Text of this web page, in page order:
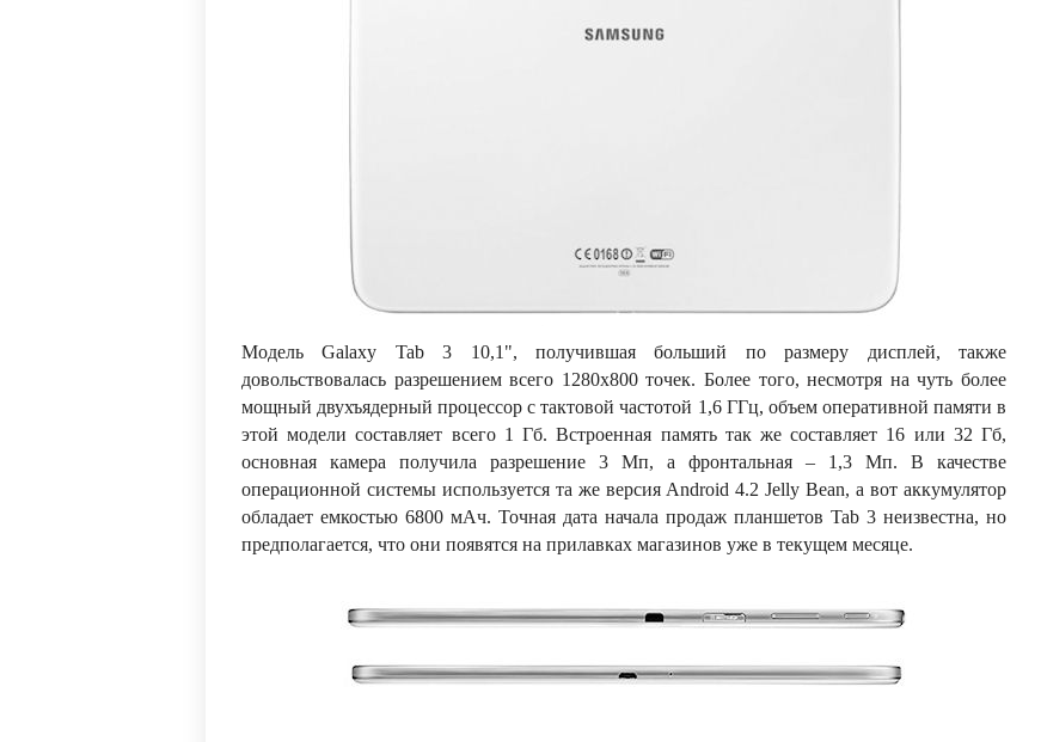
Модель Galaxy Tab 3 10,1", получившая больший по размеру дисплей, также
довольствовалась разрешением всего 1280х800 точек. Более того, несмотря на чуть более
мощный двухъядерный процессор с тактовой частотой 1,6 ГГц, объем оперативной памяти в
этой модели составляет всего 1 Гб. Встроенная память так же составляет 16 или 32 Гб,
основная камера получила разрешение 3 Мп, а фронтальная – 1,3 Мп. В качестве
операционной системы используется та же версия Android 4.2 Jelly Bean, а вот аккумулятор
обладает емкостью 6800 мАч. Точная дата начала продаж планшетов Tab 3 неизвестна, но
предполагается, что они появятся на прилавках магазинов уже в текущем месяце.